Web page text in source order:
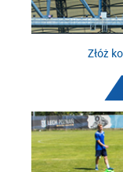
Złóż